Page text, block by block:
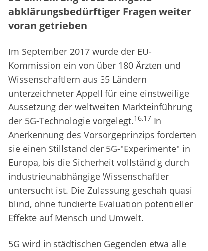
abklärungsbedürftiger Fragen weiter
voran getrieben
Im September 2017 wurde der EU-
Kommission ein von über 180 Ärzten und
Wissenschaftlern aus 35 Ländern
unterzeichneter Appell für eine einstweilige
Aussetzung der weltweiten Markteinführung
der 5G-Technologie vorgelegt.16,17 In
Anerkennung des Vorsorgeprinzips forderten
sie einen Stillstand der 5G-"Experimente" in
Europa, bis die Sicherheit vollständig durch
industrieunabhängige Wissenschaftler
untersucht ist. Die Zulassung geschah quasi
blind, ohne fundierte Evaluation potentieller
Effekte auf Mensch und Umwelt.
5G wird in städtischen Gegenden etwa alle